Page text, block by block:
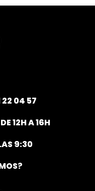
22 04 57
12H A 16H
9:30